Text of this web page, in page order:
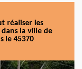
réaliser les
la ville de
le 45370